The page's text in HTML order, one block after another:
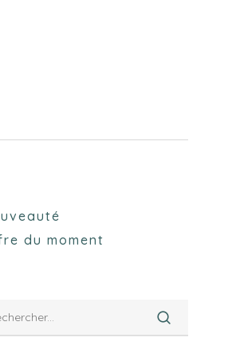
du moment